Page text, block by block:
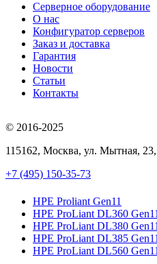
Серверное оборудование
О нас
Конфигуратор серверов
Заказ и доставка
Гарантия
Новости
Статьи
Контакты
© 2016-2025
115162, Москва, ул. Мытная, 23
+7 (495) 150-35-73
HPE Proliant Gen11
HPE ProLiant DL360
HPE ProLiant DL380
HPE ProLiant DL385
HPE ProLiant DL560